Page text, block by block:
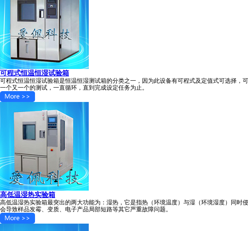
恒温恒湿试验箱专利证书
恒温恒湿试验箱校准证书
紫外老化箱校准证书
可程式恒温恒湿试验箱
可程式恒温恒湿试验箱是恒温恒湿测试箱的分类之一，因为此设备有可程式及定值式可选择
一个又一个的测试，一直循环，直到完成设定任务为止。
高低温湿热实验箱
高低温湿热实验箱最突出的两大功能为：湿热，它是指热（环境温度）与湿（环境湿度）同
会导致样品发霉、变质、电子产品局部短路等其它严重故障问题。